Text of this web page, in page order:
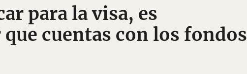
para la visa, es
cuentas con los fondos